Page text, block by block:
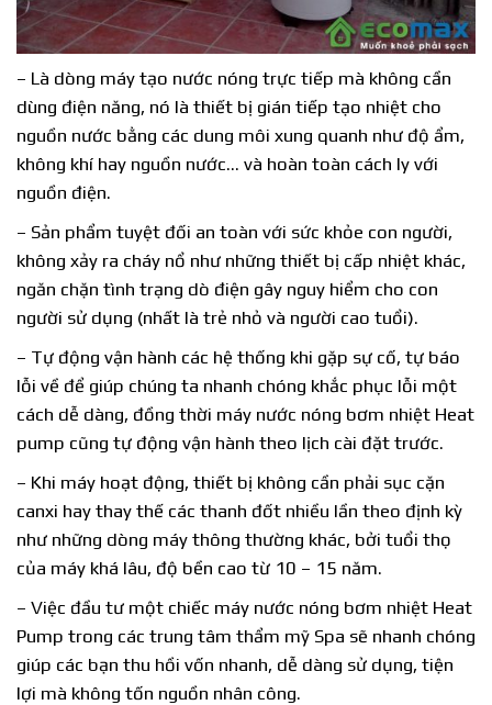
– Là dòng máy tạo nước nóng trực tiếp mà không cần
dùng điện năng, nó là thiết bị gián tiếp tạo nhiệt cho
nguồn nước bằng các dung môi xung quanh như độ ẩm,
không khí hay nguồn nước… và hoàn toàn cách ly với
nguồn điện.
– Sản phẩm tuyệt đối an toàn với sức khỏe con người,
không xảy ra cháy nổ như những thiết bị cấp nhiệt khác,
ngăn chặn tình trạng dò điện gây nguy hiểm cho con
người sử dụng (nhất là trẻ nhỏ và người cao tuổi).
– Tự động vận hành các hệ thống khi gặp sự cố, tự báo
lỗi về để giúp chúng ta nhanh chóng khắc phục lỗi một
cách dễ dàng, đồng thời máy nước nóng bơm nhiệt Heat
pump cũng tự động vận hành theo lịch cài đặt trước.
– Khi máy hoạt động, thiết bị không cần phải sục cặn
canxi hay thay thế các thanh đốt nhiều lần theo định kỳ
như những dòng máy thông thường khác, bởi tuổi thọ
của máy khá lâu, độ bền cao từ 10 – 15 năm.
– Việc đầu tư một chiếc máy nước nóng bơm nhiệt Heat
Pump trong các trung tâm thẩm mỹ Spa sẽ nhanh chóng
giúp các bạn thu hồi vốn nhanh, dễ dàng sử dụng, tiện
lợi mà không tốn nguồn nhân công.